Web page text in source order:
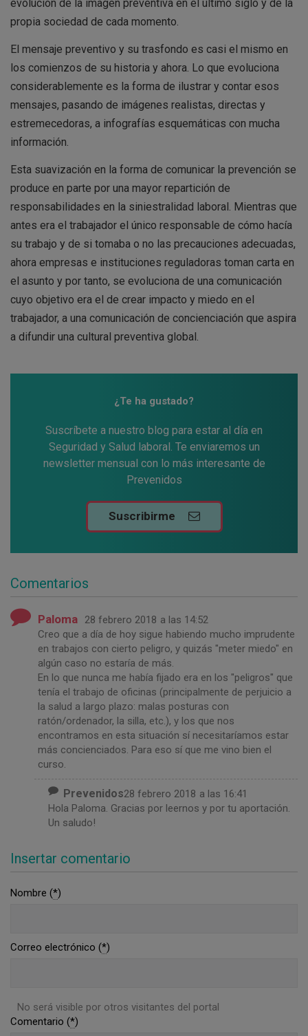
evolución de la imagen preventiva en el último siglo y de la
propia sociedad de cada momento.
El mensaje preventivo y su trasfondo es casi el mismo en
los comienzos de su historia y ahora. Lo que evoluciona
considerablemente es la forma de ilustrar y contar esos
mensajes, pasando de imágenes realistas, directas y
estremecedoras, a infografías esquemáticas con mucha
información.
Esta suavización en la forma de comunicar la prevención se
produce en parte por una mayor repartición de
responsabilidades en la siniestralidad laboral. Mientras que
antes era el trabajador el único responsable de cómo hacía
su trabajo y de si tomaba o no las precauciones adecuadas,
ahora empresas e instituciones reguladoras toman carta en
el asunto y por tanto, se evoluciona de una comunicación
cuyo objetivo era el de crear impacto y miedo en el
trabajador, a una comunicación de concienciación que aspira
a difundir una cultural preventiva global.
¿Te ha gustado?
Suscríbete a nuestro blog para estar al día en
Seguridad y Salud laboral. Te enviaremos un
newsletter mensual con lo más interesante de
Prevenidos
Suscribirme
Comentarios
Paloma 28 febrero 2018 a las 14:52
Creo que a día de hoy sigue habiendo mucho imprudente
en trabajos con cierto peligro, y quizás "meter miedo" en
algún caso no estaría de más.
En lo que nunca me había fijado era en los "peligros" que
tenía el trabajo de oficinas (principalmente de perjuicio a
la salud a largo plazo: malas posturas con
ratón/ordenador, la silla, etc.), y los que nos
encontramos en esta situación sí necesitaríamos estar
más concienciados. Para eso sí que me vino bien el
curso.
Prevenidos28 febrero 2018 a las 16:41
Hola Paloma. Gracias por leernos y por tu aportación.
Un saludo!
Insertar comentario
Nombre (*)
Correo electrónico (*)
No será visible por otros visitantes del portal
Comentario (*)